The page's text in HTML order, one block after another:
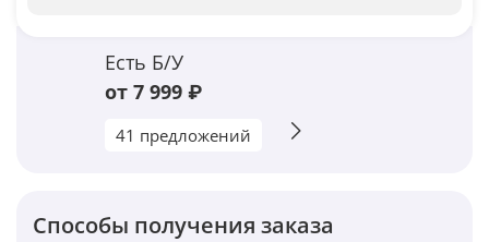
Есть Б/У
от 7 999 ₽
41 предложений
Способы получения заказа